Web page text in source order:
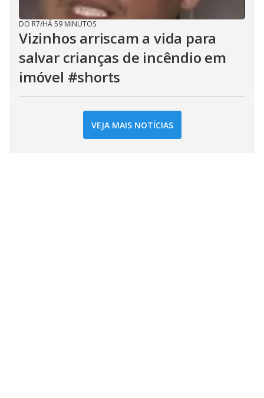
DO R7/HÁ 59 MINUTOS
Vizinhos arriscam a vida para
salvar crianças de incêndio em
imóvel #shorts
VEJA MAIS NOTÍCIAS